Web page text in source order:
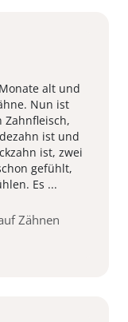
alt und
Nun ist
Zahnfleisch,
ist und
ist, zwei
gefühlt,
Es ...
Zähnen